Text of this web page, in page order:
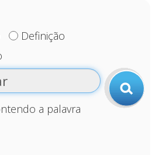
Definição
a palavra